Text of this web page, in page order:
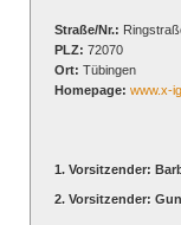
Straße/Nr.:
PLZ: 72070
Ort: Tübingen
Homepage: www.x-
1. Vorsitzender:
2. Vorsitzender: